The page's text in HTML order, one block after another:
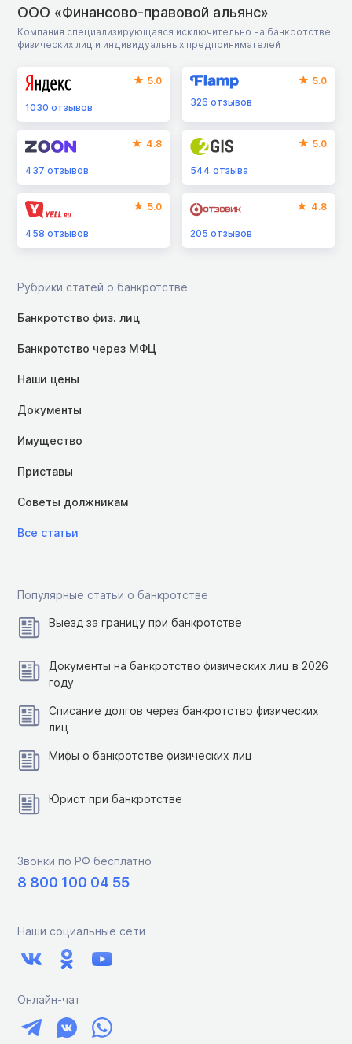
ООО «Финансово-правовой альянс»
Компания специализирующаяся исключительно на банкротстве
физических лиц и индивидуальных предпринимателей
5.0
1030 отзывов
5.0
326отзывов
4.8
437 отзывов
5.0
544отзыва
5.0
458 отзывов
4.8
205отзывов
Рубрики статей о банкротстве
Банкротство физ. лиц
Банкротство через МФЦ
Наши цены
Документы
Имущество
Приставы
Советы должникам
Все статьи
Популярные статьи о банкротстве
Выезд за границу при банкротстве
Документы на банкротство физических лиц в 2026
году
Списание долгов через банкротство физических
лиц
Мифы о банкротстве физических лиц
Юрист при банкротстве
Звонки по РФ бесплатно
8 800 100 04 55
Наши социальные сети
Онлайн-чат